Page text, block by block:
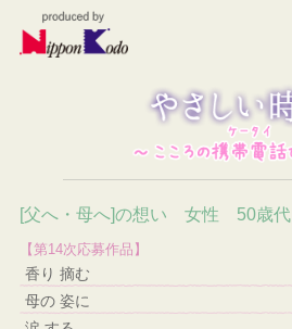
[父へ・母へ]の想い 女性 50歳代
【第14次応募作品】
香り 摘む
母の 姿に